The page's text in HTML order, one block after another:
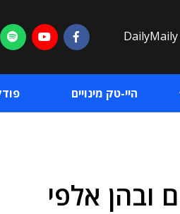
DailyMaily
היי-טק מינויים
ובהן אלפי